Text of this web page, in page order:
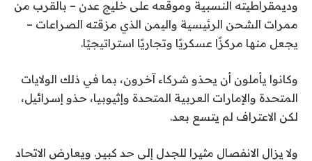
وديمقراطيته النسبية وموقعه على خليج عدن – بالقرب من
ممرات الشحن الرئيسية واليمن الذي مزقته الصراعات –
يجعل منها مركزًا عسكريًا وتجاريًا استراتيجيًا.
وكانوا يأملون أن يحذو شركاء آخرون، بما في ذلك الولايات
المتحدة والإمارات العربية المتحدة وإثيوبيا، حذو إسرائيل،
لكن الاعتراف لم يتسع بعد.
ولا يزال الانفصال مثيرا للجدل إلى حد كبير. ويعارض الاتحاد